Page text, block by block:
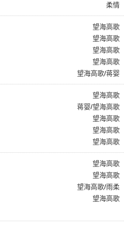
柔情
望海高歌
望海高歌
望海高歌
望海高歌
望海高歌/蒋婴
望海高歌
蒋婴/望海高歌
望海高歌
望海高歌
望海高歌
望海高歌
望海高歌
望海高歌/雨柔
望海高歌